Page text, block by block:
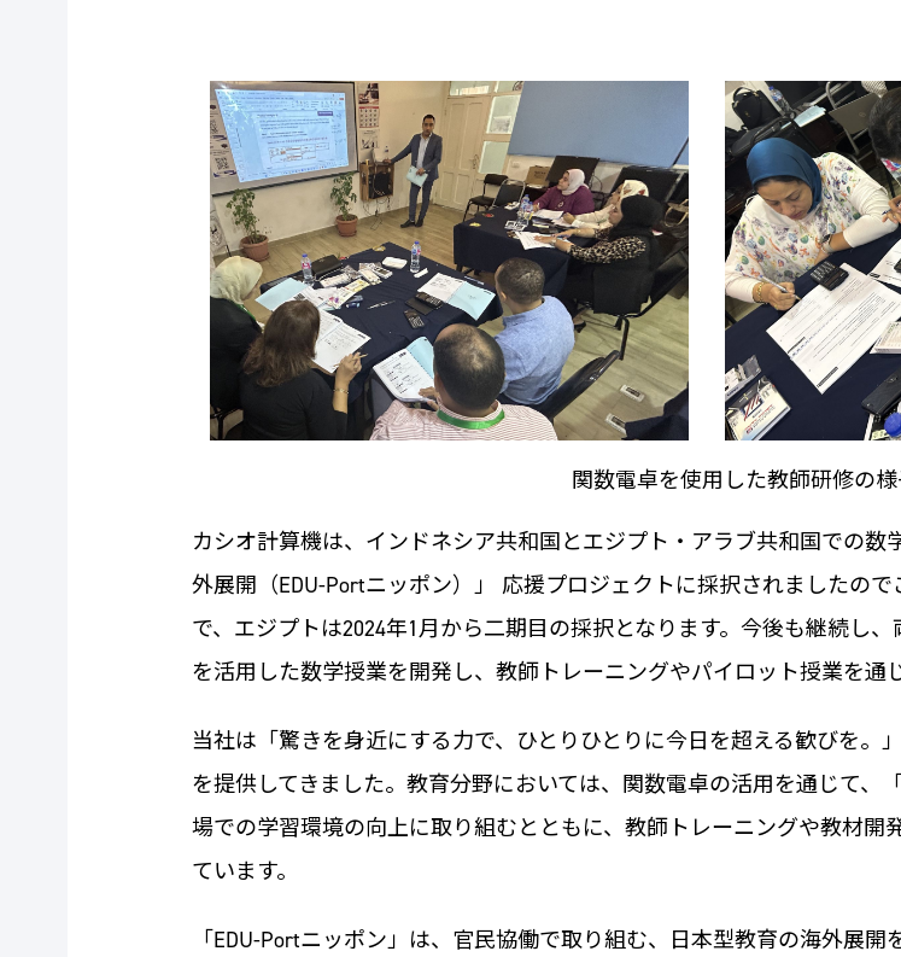
関数電卓を使用した教師研修の様
カシオ計算機は、インドネシア共和国とエジプト・アラブ共和国での
外展開（EDU-Portニッポン）」 応援プロジェクトに採択されましたの
で、エジプトは2024年1月から二期目の採択となります。今後も継続し
を活用した数学授業を開発し、教師トレーニングやパイロット授業を通
当社は「驚きを身近にする力で、ひとりひとりに今日を超える歓びを
を提供してきました。教育分野においては、関数電卓の活用を通じて
場での学習環境の向上に取り組むとともに、教師トレーニングや教材開
ています。
「EDU-Portニッポン」は、官民協働で取り組む、日本型教育の海外展